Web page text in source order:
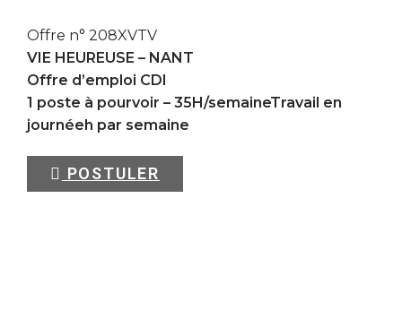
Offre n° 208XVTV
VIE HEUREUSE – NANT
Offre d’emploi CDI
1 poste à pourvoir – 35H/semaineTravail en
journéeh par semaine
POSTULER